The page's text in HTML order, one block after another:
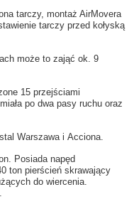
tarczy, montaż AirMovera
tarczy przed kołyską
może to zająć ok. 9
15 przejściami
po dwa pasy ruchu oraz
Warszawa i Acciona.
Posiada napęd
ton pierścień skrawający
do wiercenia.